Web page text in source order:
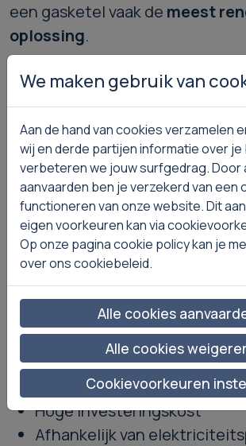
een gasketel vaak de meest
oplossing.
🌱Warmtepomp: interessant,
voor iedereen
Een warmtepomp is een
technologie, maar werkt vooral
specifieke situaties.
Ideaal voor:
Nieuwbouwwoningen
Zeer goed geïsoleerde
Vloerverwarming
Belangrijke aandachtspunten:
Hoge investeringskost
Afhankelijk van
We maken gebruik van
Aan de hand van cookies verzamelen
wij en derde partijen informatie over je
verbeteren we jouw surfgedrag. Door
aanvaarden ben je verzekerd van een
functioneren van onze website. Dit
eigen voorkeuren kan via
Op onze pagina cookie policy kan je
over ons cookiebeleid.
Alle cookies
Alle cookies
Cookievoorkeuren